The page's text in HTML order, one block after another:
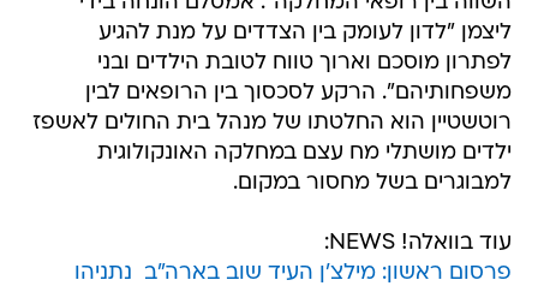
ליצמן "לדון לעומק בין הצדדים על מנת להגיע
לפתרון מוסכם וארוך טווח לטובת הילדים ובני
משפחותיהם". הרקע לסכסוך בין הרופאים לבין
רוטשטיין הוא החלטתו של מנהל בית החולים לאשפז
ילדים מושתלי מח עצם במחלקה האונקולוגית
למבוגרים בשל מחסור במקום.
עוד בוואלה! NEWS:
פרסום ראשון: מילצ'ן העיד שוב בארה"ב  נתניהו